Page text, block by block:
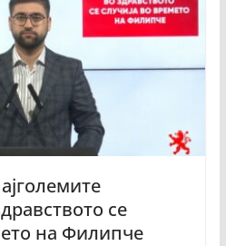
се
на Филипче